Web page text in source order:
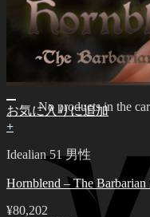
No products in
No products in the
お気に入りに追加
+
Idealian 51 男性
Hornblend – The
¥80,202